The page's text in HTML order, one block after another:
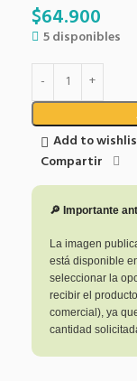
$64.900
5 disponibles
Add to
Compartir
🔎 Importante
La imagen
está disponible
seleccionar la
recibir el
comercial), ya
cantidad